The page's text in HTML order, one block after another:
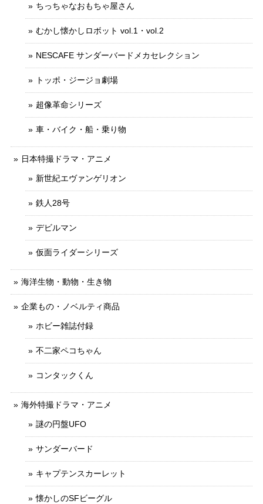
ちっちゃなおもちゃ屋さん
むかし懐かしロボット vol.1・vol.2
NESCAFE サンダーバードメカセレクション
トッポ・ジージョ劇場
超像革命シリーズ
車・バイク・船・乗り物
日本特撮ドラマ・アニメ
新世紀エヴァンゲリオン
鉄人28号
デビルマン
仮面ライダーシリーズ
海洋生物・動物・生き物
企業もの・ノベルティ商品
ホビー雑誌付録
不二家ペコちゃん
コンタックくん
海外特撮ドラマ・アニメ
謎の円盤UFO
サンダーバード
キャプテンスカーレット
懐かしのSFビーグル